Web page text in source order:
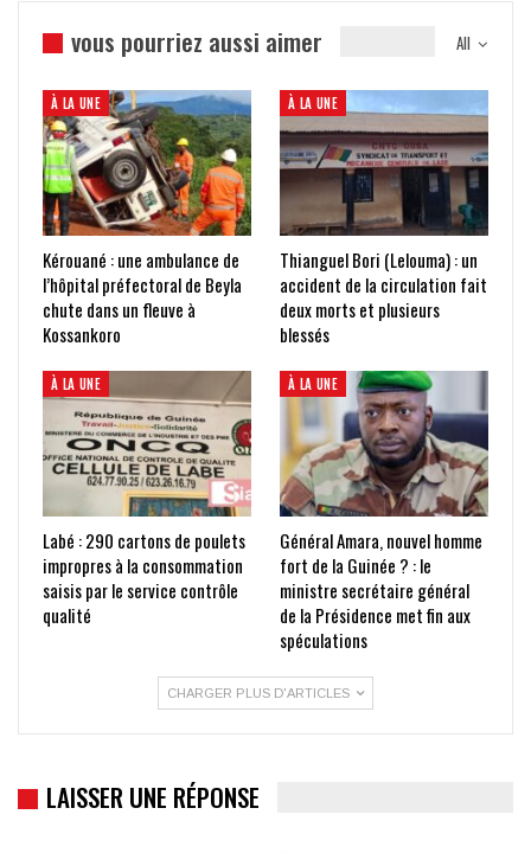
All
vous pourriez aussi aimer
À LA UNE
Kérouané : une ambulance de
l’hôpital préfectoral de Beyla
chute dans un fleuve à
Kossankoro
À LA UNE
Thianguel Bori (Lelouma) : un
accident de la circulation fait
deux morts et plusieurs
blessés
À LA UNE
Labé : 290 cartons de poulets
impropres à la consommation
saisis par le service contrôle
qualité
À LA UNE
Général Amara, nouvel homme
fort de la Guinée ? : le
ministre secrétaire général
de la Présidence met fin aux
spéculations
CHARGER PLUS D'ARTICLES
LAISSER UNE RÉPONSE